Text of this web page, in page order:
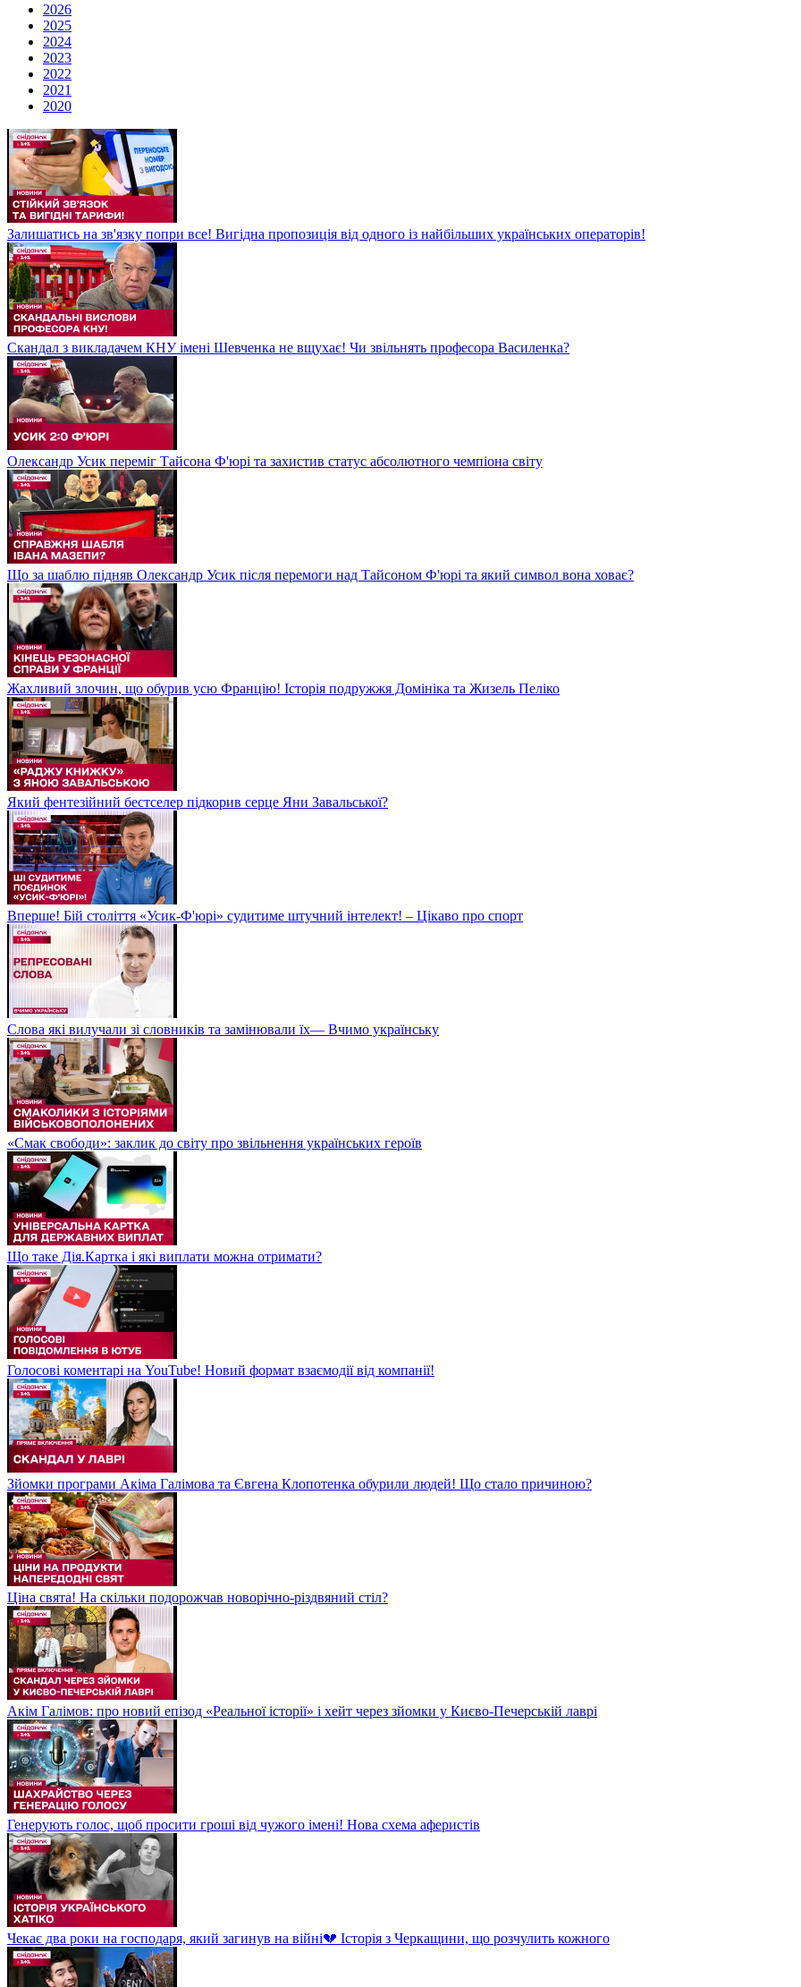
2026
2025
2024
2023
2022
2021
2020
Залишатись на зв'язку попри все! Вигідна пропозиція від одного із найбільших українських операторів!
Скандал з викладачем КНУ імені Шевченка не вщухає! Чи звільнять професора Василенка?
Олександр Усик переміг Тайсона Ф'юрі та захистив статус абсолютного чемпіона світу
Що за шаблю підняв Олександр Усик після перемоги над Тайсоном Ф'юрі та який символ вона ховає?
Жахливий злочин, що обурив усю Францію! Історія подружжя Домініка та Жизель Пеліко
Який фентезійний бестселер підкорив серце Яни Завальської?
Вперше! Бій століття «Усик-Ф'юрі» судитиме штучний інтелект! – Цікаво про спорт
Слова які вилучали зі словників та замінювали їх— Вчимо українську
«Смак свободи»: заклик до світу про звільнення українських героїв
Що таке Дія.Картка і які виплати можна отримати?
Голосові коментарі на YouTube! Новий формат взаємодії від компанії!
Зйомки програми Акіма Галімова та Євгена Клопотенка обурили людей! Що стало причиною?
Ціна свята! На скільки подорожчав новорічно-різдвяний стіл?
Акім Галімов: про новий епізод «Реальної історії» і хейт через зйомки у Києво-Печерській лаврі
Генерують голос, щоб просити гроші від чужого імені! Нова схема аферистів
Чекає два роки на господаря, який загинув на війні💔 Історія з Черкащини, що розчулить кожного